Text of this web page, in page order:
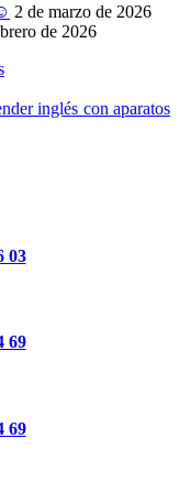
2 de marzo de 2026
de 2026
inglés con aparatos
03
69
69